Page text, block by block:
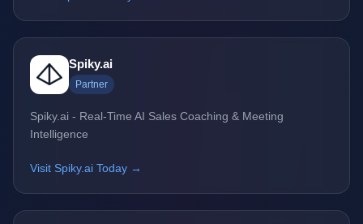
Spiky.ai
Partner
Spiky.ai - Real-Time AI Sales Coaching & Meeting
Intelligence
Visit Spiky.ai Today →